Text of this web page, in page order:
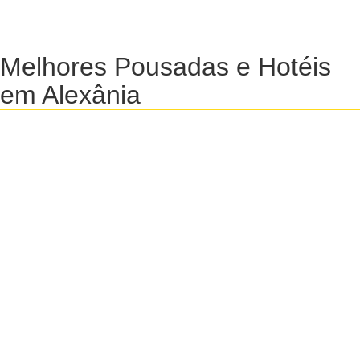
Melhores Pousadas e Hotéis
em Alexânia